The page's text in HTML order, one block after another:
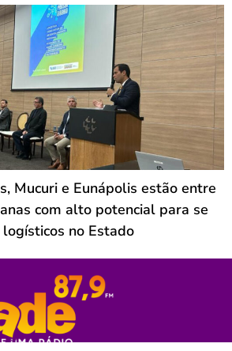
Mucuri e Eunápolis estão entre
com alto potencial para se
no Estado